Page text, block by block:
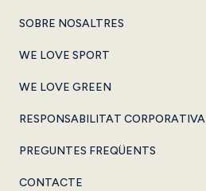
SOBRE NOSALTRES
WE LOVE SPORT
WE LOVE GREEN
RESPONSABILITAT CORPORATIVA
PREGUNTES FREQÜENTS
CONTACTE